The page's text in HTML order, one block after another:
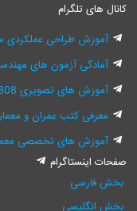
کانال های تلگرام
آموزش طراحی عملکردی
آمادگی آزمون های
آموزش های تصویری 808 در تلگرام
معرفی کتب عمران و
آموزش های تخصصی
صفحات اینستاگرام
بخش فارسی
بخش انگلیسی